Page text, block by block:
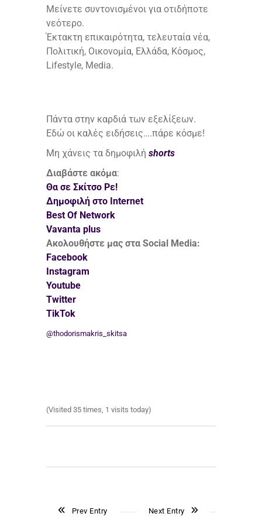
Μείνετε συντονισμένοι για οτιδήποτε
νεότερο.
Έκτακτη επικαιρότητα, τελευταία νέα,
Πολιτική, Οικονομία, Ελλάδα, Κόσμος,
Lifestyle, Media.
Πάντα στην καρδιά των εξελίξεων.
Εδώ οι καλές ειδήσεις….πάρε κόσμε!
Μη χάνεις τα δημοφιλή shorts
Διαβάστε ακόμα:
Θα σε Σκίτσο Ρε!
Δημοφιλή στο Internet
Best Of Network
Vavanta plus
Ακολουθήστε μας στα Social Media:
Facebook
Instagram
Youtube
Twitter
TikTok
@thodorismakris_skitsa
(Visited 35 times, 1 visits today)
Prev Entry Next Entry